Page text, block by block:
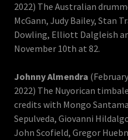
2022) The Australian
McGann, Judy Bailey, Stan
Dowling, Elliott Dalgleish
November 10th at 82.
Johnny Almendra
2022) The Nuyorican
credits with Mongo
Sepulveda, Giovanni
John Scofield, Gregor